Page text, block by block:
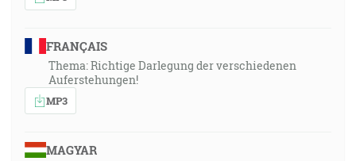
FRANÇAIS
Thema: Richtige Darlegung der verschiedenen
Auferstehungen!
MP3
MAGYAR